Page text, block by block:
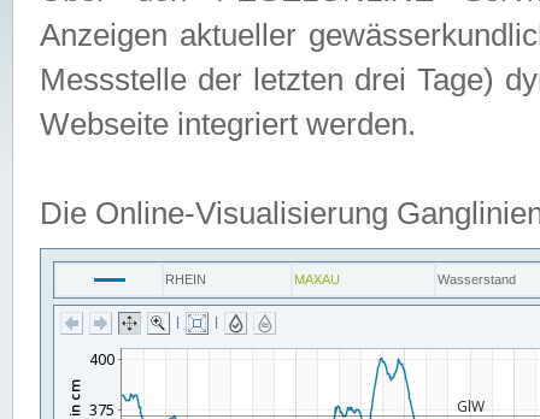
Anzeigen aktueller
Messstelle der letzten drei Tage)
Webseite integriert werden.
Die Online-Visualisierung